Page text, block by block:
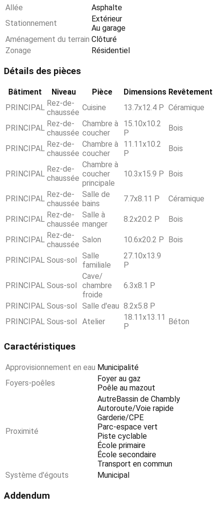
Allée
Asphalte
Stationnement
Extérieur
Au garage
Aménagement du terrain Clôturé
Zonage
Résidentiel
Détails des pièces
Bâtiment Niveau Pièce Dimensions Revêtement
PRINCIPAL Rez-de-
chaussée
Cuisine 13.7x12.4 P Céramique
PRINCIPAL Rez-de-
chaussée
Chambre à
coucher
15.10x10.2
P
Bois
PRINCIPAL Rez-de-
chaussée
Chambre à
coucher
11.11x10.2
P
Bois
PRINCIPAL
Rez-de-
chaussée
Chambre à
coucher
principale
10.3x15.9 P Bois
PRINCIPAL Rez-de-
chaussée
Salle de
bains
7.7x8.11 P Céramique
PRINCIPAL Rez-de-
chaussée
Salle à
manger
8.2x20.2 P Bois
PRINCIPAL Rez-de-
chaussée
Salon 10.6x20.2 P Bois
PRINCIPAL Sous-sol
Salle
familiale
27.10x13.9
P
PRINCIPAL Sous-sol
Cave/
chambre
froide
6.3x8.1 P
PRINCIPAL Sous-sol Salle d'eau 8.2x5.8 P
PRINCIPAL Sous-sol Atelier
18.11x13.11
P
Béton
Caractéristiques
Approvisionnement en eau Municipalité
Foyers-poêles
Foyer au gaz
Poêle au mazout
Proximité
AutreBassin de Chambly
Autoroute/Voie rapide
Garderie/CPE
Parc-espace vert
Piste cyclable
École primaire
École secondaire
Transport en commun
Système d'égouts
Municipal
Addendum